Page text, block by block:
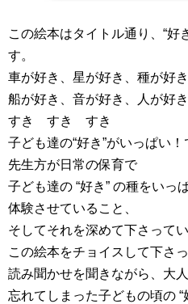
この絵本はタイトル通り、“好
す。
車が好き、星が好き、種が好き
船が好き、音が好き、人が好
すき すき すき
子ども達の“好き”がいっぱい！
先生方が日常の保育で
子ども達の “好き” の種をいっ
体験させていること、
そしてそれを深めて下さって
この絵本をチョイスして下さ
読み聞かせを聞きながら、大
忘れてしまった子どもの頃の “